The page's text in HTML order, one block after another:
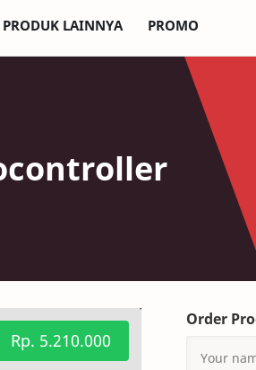
PRODUK LAINNYA PROMO
Rp. 5.210.000
Order